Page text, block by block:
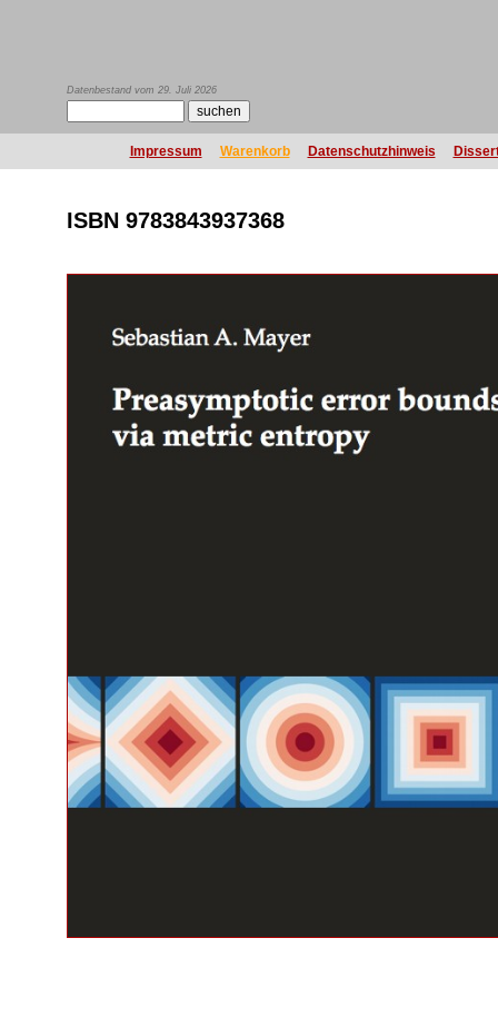
Datenbestand vom 29. Juli 2026
Impressum Warenkorb Datenschutzhinweis
ISBN 9783843937368